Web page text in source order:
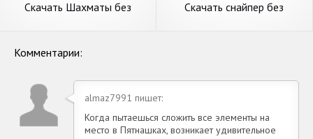
Скачать Шахматы без
Скачать снайпер без
Комментарии:
almaz7991 пишет:
Когда пытаешься сложить все элементы на
место в Пятнашках, возникает удивительное